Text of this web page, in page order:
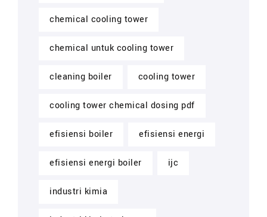
chemical cooling tower
chemical untuk cooling tower
cleaning boiler cooling tower
cooling tower chemical dosing pdf
efisiensi boiler efisiensi energi
efisiensi energi boiler ijc
industri kimia